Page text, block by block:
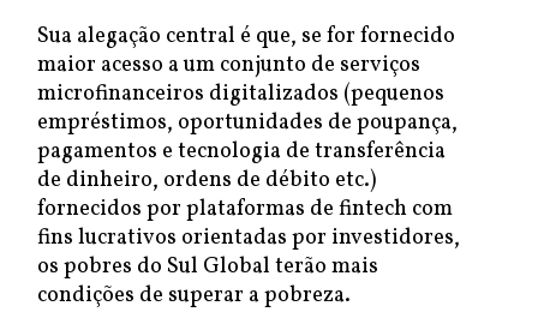
Sua alegação central é que, se for fornecido
maior acesso a um conjunto de serviços
microfinanceiros digitalizados (pequenos
empréstimos, oportunidades de poupança,
pagamentos e tecnologia de transferência
de dinheiro, ordens de débito etc.)
fornecidos por plataformas de fintech com
fins lucrativos orientadas por investidores,
os pobres do Sul Global terão mais
condições de superar a pobreza.